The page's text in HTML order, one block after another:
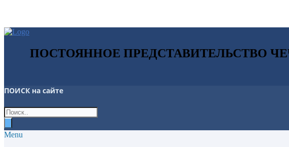
ПОСТОЯННОЕ ПРЕДСТАВИТЕЛЬСТВО
ПОИСК на сайте
Menu